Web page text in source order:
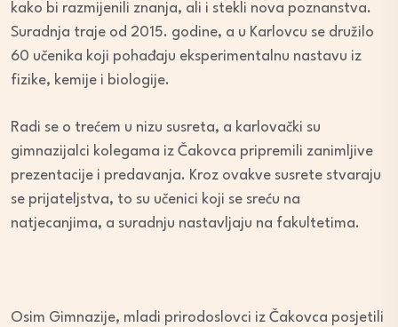
kako bi razmijenili znanja, ali i stekli nova poznanstva.
Suradnja traje od 2015. godine, a u Karlovcu se družilo
60 učenika koji pohađaju eksperimentalnu nastavu iz
fizike, kemije i biologije.
Radi se o trećem u nizu susreta, a karlovački su
gimnazijalci kolegama iz Čakovca pripremili zanimljive
prezentacije i predavanja. Kroz ovakve susrete stvaraju
se prijateljstva, to su učenici koji se sreću na
natjecanjima, a suradnju nastavljaju na fakultetima.
Osim Gimnazije, mladi prirodoslovci iz Čakovca posjetili